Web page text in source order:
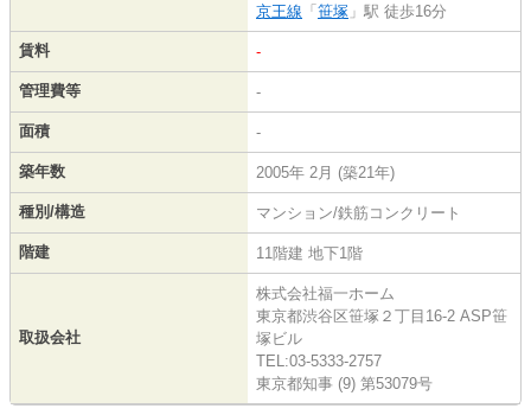
京王線 「 笹塚 」駅 徒歩16分
賃料 -
管理費等 -
面積 -
築年数 2005年 2月 (築21年)
種別/構造 マンション/鉄筋コンクリート
階建 11階建 地下1階
取扱会社
株式会社福一ホーム
東京都渋谷区笹塚２丁目16-2 ASP笹
塚ビル
TEL:03-5333-2757
東京都知事 (9) 第53079号